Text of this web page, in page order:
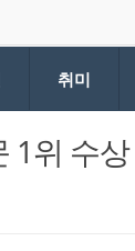
취미
1위 수상